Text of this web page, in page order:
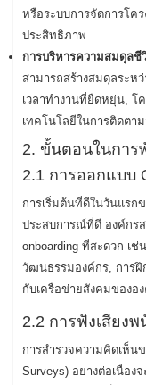
หรือระบบการจัดการโค
ประสิทธิภาพ
การบริหารความสมดุลชี
สามารถสร้างสมดุลระห
เวลาทำงานที่ยืดหยุ่น, โ
เทคโนโลยีในการติดตา
2. ขั้นตอนในการ
2.1 การออกแบบ
การเริ่มต้นที่ดีในวันแรก
ประสบการณ์ที่ดี องค์กร
onboarding ที่สะดวก เ
วัฒนธรรมองค์กร, การฝึ
กับเครือข่ายสังคมของอ
2.2 การฟังเสียงพ
การสำรวจความคิดเห็น
Surveys) อย่างต่อเนื่อง